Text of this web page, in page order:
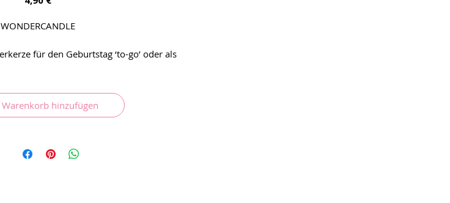
WONDERCANDLE
für den Geburtstag ‘to-go’ oder als
hinzufügen